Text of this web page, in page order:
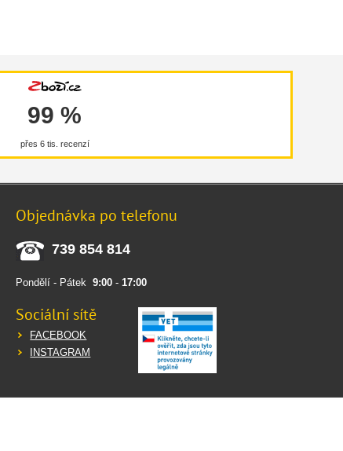
99 %
přes 6 tis. recenzí
Objednávka po telefonu
739 854 814
Pondělí - Pátek9:00 -17:00
Sociální sítě
FACEBOOK
INSTAGRAM